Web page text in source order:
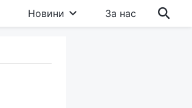
Новини За нас